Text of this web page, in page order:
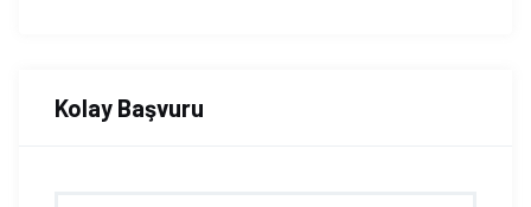
Kolay Başvuru